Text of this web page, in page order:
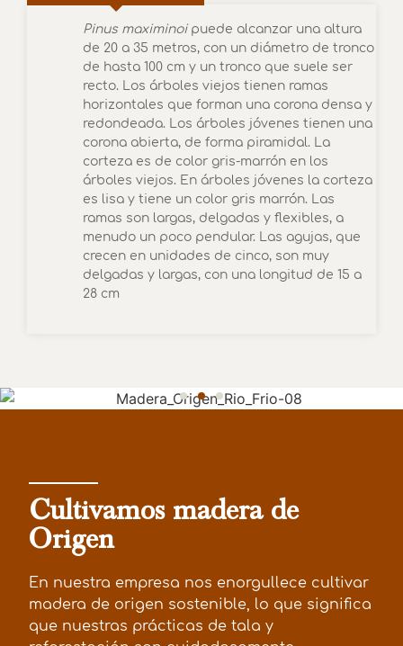
Pinus maximinoipuede alcanzar una altura
de 20 a 35 metros, con un diámetro de tronco
de hasta 100 cm y un tronco que suele ser
recto. Los árboles viejos tienen ramas
horizontales que forman una corona densa y
redondeada. Los árboles jóvenes tienen una
corona abierta, de forma piramidal. La
corteza es de color gris-marrón en los
árboles viejos. En árboles jóvenes la corteza
es lisa y tiene un color gris marrón. Las
ramas son largas, delgadas y flexibles, a
menudo un poco pendular. Las agujas, que
crecen en unidades de cinco, son muy
delgadas y largas, con una longitud de 15 a
28 cm
Cultivamos madera de
Origen
En nuestra empresa nos enorgullece cultivar
madera de origen sostenible, lo que significa
que nuestras prácticas de tala y